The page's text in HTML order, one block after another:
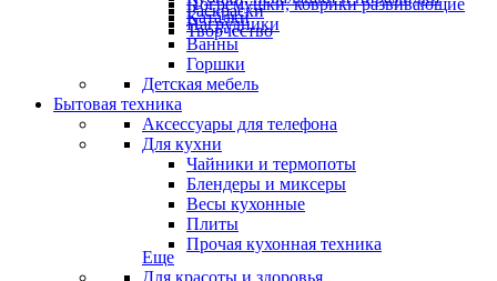
Каталки
Раскраски
Творчество
Погремушки, коврики развивающие
Нагрудники
Ванны
Горшки
Детская мебель
Бытовая техника
Аксессуары для телефона
Для кухни
Чайники и термопоты
Блендеры и миксеры
Весы кухонные
Плиты
Прочая кухонная техника
Еще
Для красоты и здоровья